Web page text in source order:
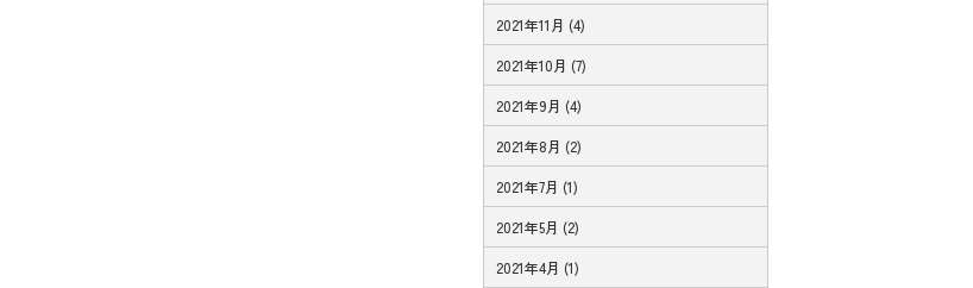
2021年11月 (4)
2021年10月 (7)
2021年9月 (4)
2021年8月 (2)
2021年7月 (1)
2021年5月 (2)
2021年4月 (1)